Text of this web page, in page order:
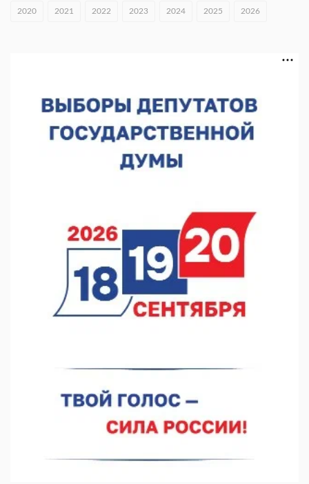
нас»
10.08.2026 13:53
В Нижнем Новгороде сформировали группу добровольцев
«Заповедные кварталы» отметят День города в Нижнем
10.08.2026 11:53
2020 2021 2022 2023 2024 2025 2026